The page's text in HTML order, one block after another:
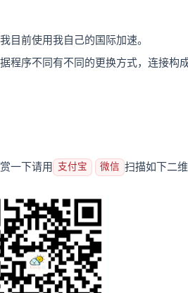
目前使用我自己的国际加速。
程序不同有不同的更换方式，连接构
一下请用 支付宝 微信 扫描如下二